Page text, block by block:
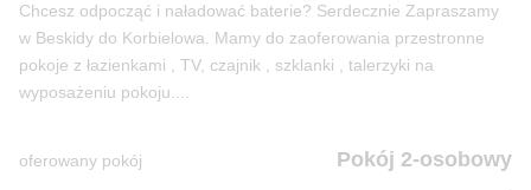
Chcesz odpocząć i naładować baterie? Serdecznie Zapraszamy
w Beskidy do Korbielowa. Mamy do zaoferowania przestronne
pokoje z łazienkami , TV, czajnik , szklanki , talerzyki na
wyposażeniu pokoju....
Pokój 2-osobowy
oferowany pokój